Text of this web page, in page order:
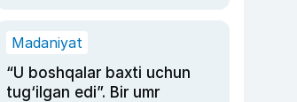
Madaniyat
“U boshqalar baxti uchun
tug‘ilgan edi”. Bir umr